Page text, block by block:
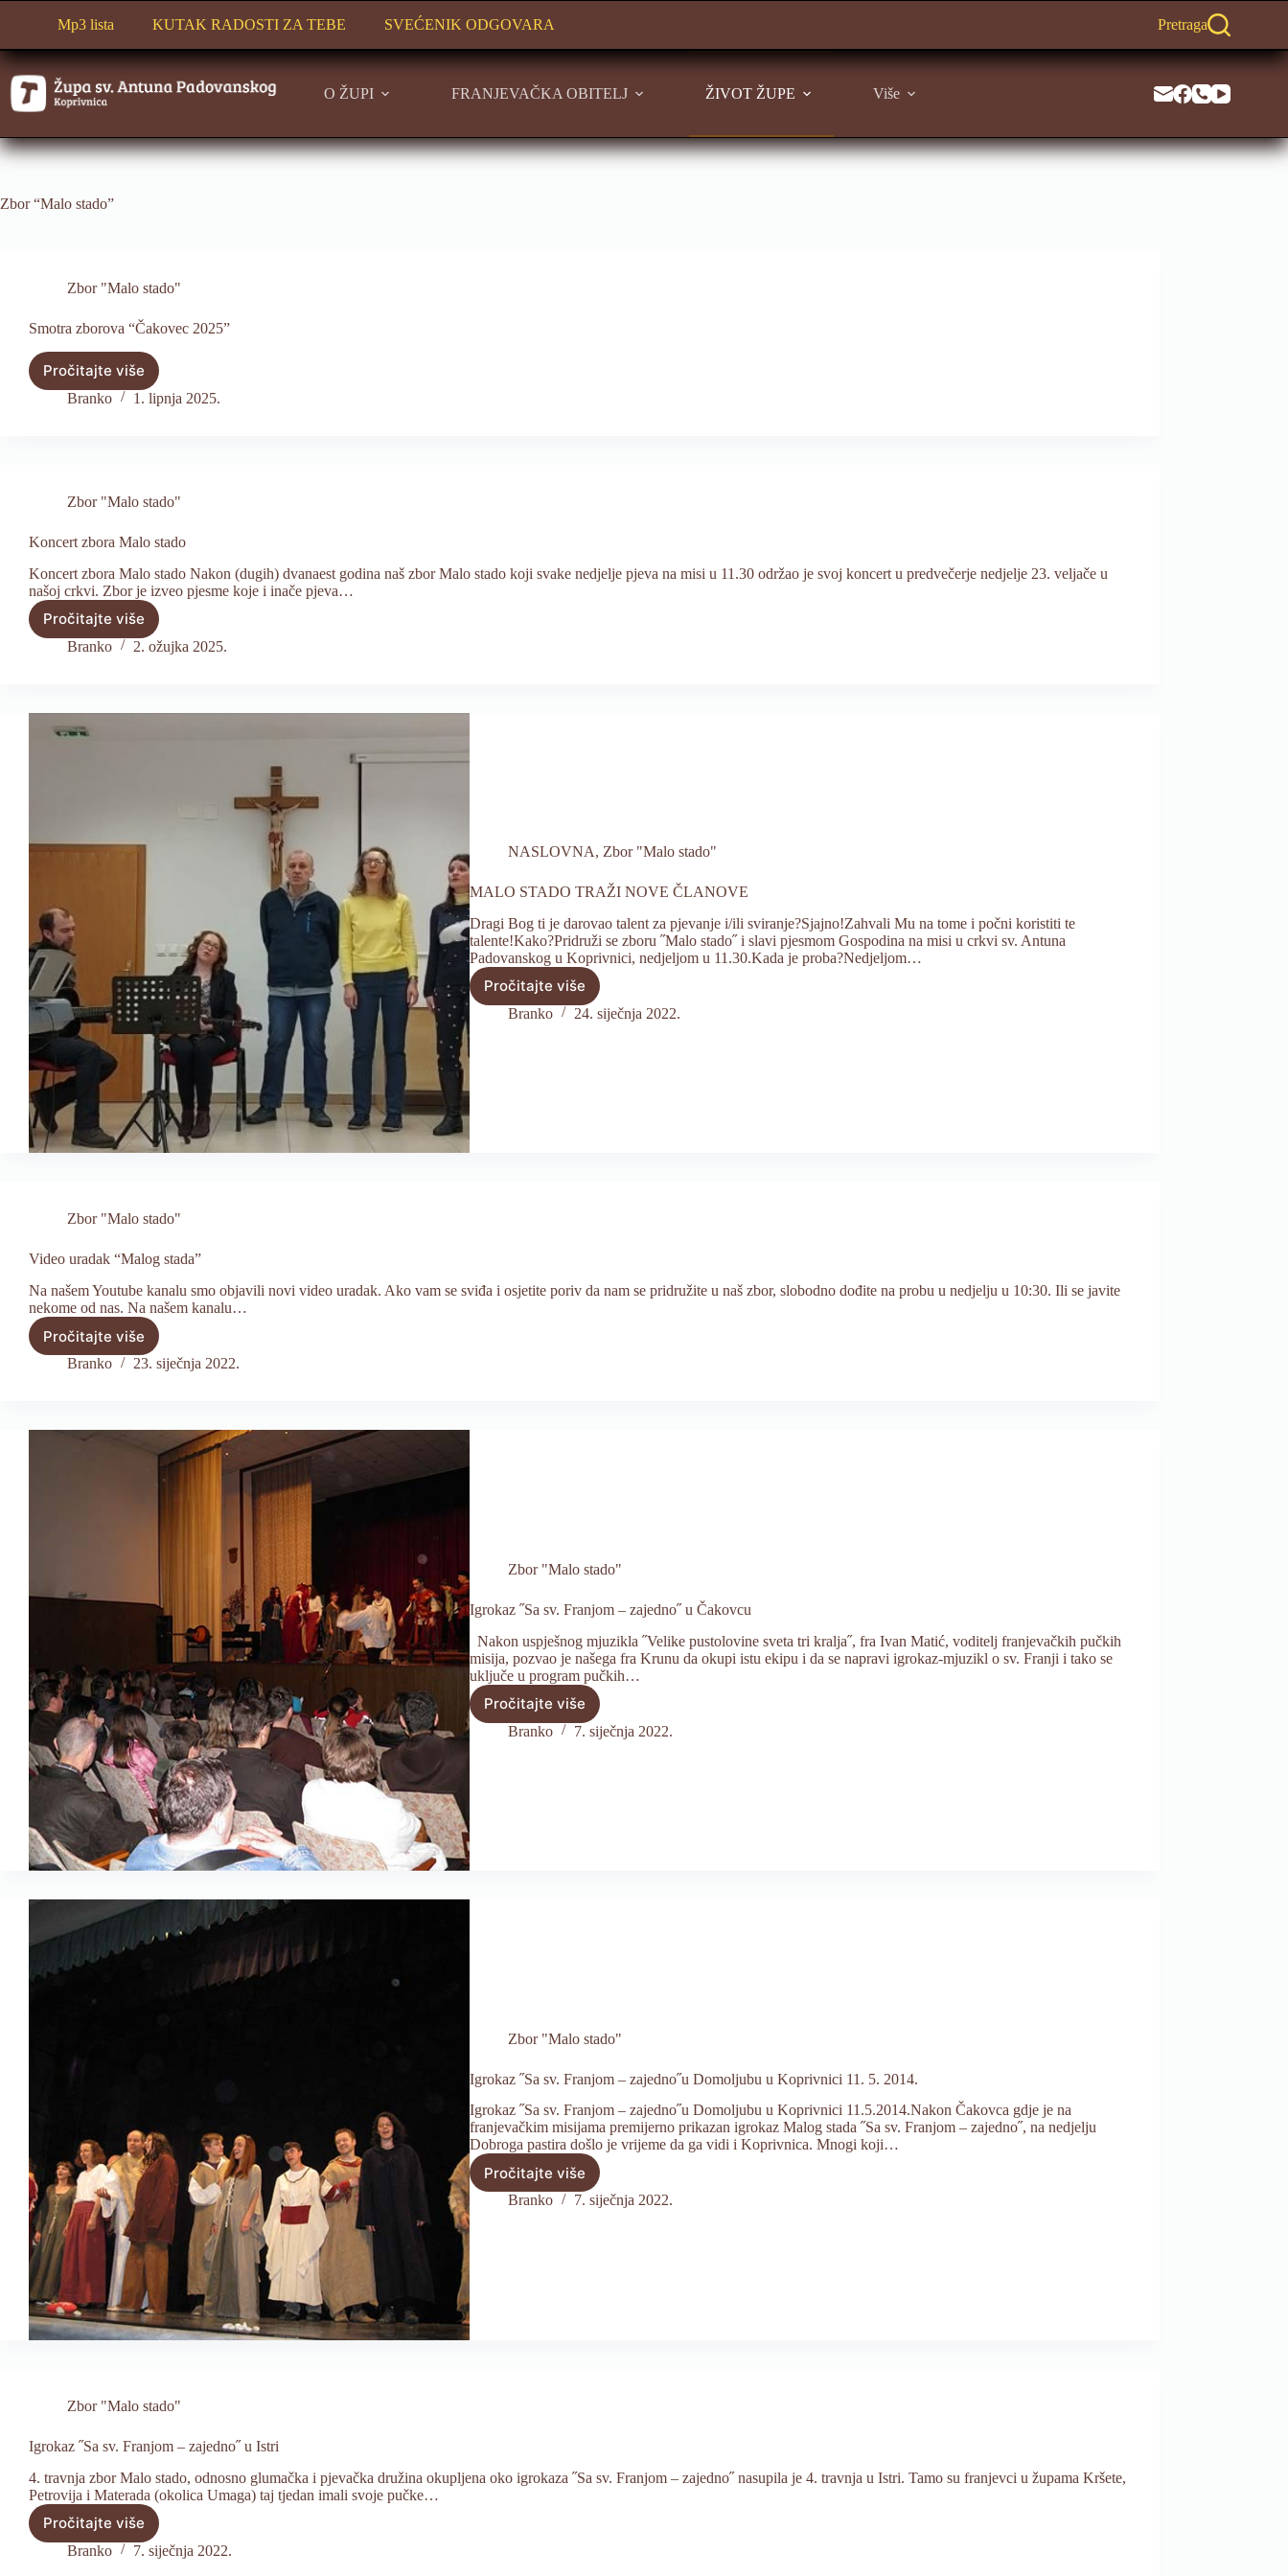
Mp3 lista KUTAK RADOSTI ZA TEBE SVEĆENIK ODGOVARA Pretraga
O ŽUPI FRANJEVAČKA OBITELJ ŽIVOT ŽUPE Više
Zbor “Malo stado”
Zbor "Malo stado"
Smotra zborova “Čakovec 2025”
Pročitajte više
Smotra
zborova
Branko 1. lipnja 2025.
Zbor "Malo stado"
Koncert zbora Malo stado
Koncert zbora Malo stado Nakon (dugih) dvanaest godina naš zbor Malo stado koji svake nedjelje pjeva na misi u 11.30 održao je svoj koncert u predvečerje nedjelje 23. veljače u
našoj crkvi. Zbor je izveo pjesme koje i inače pjeva…
Pročitajte više
Koncert
zbora
Branko 2. ožujka 2025.
NASLOVNA, Zbor "Malo stado"
MALO STADO TRAŽI NOVE ČLANOVE
Dragi Bog ti je darovao talent za pjevanje i/ili sviranje?Sjajno!Zahvali Mu na tome i počni koristiti te
talente!Kako?Pridruži se zboru ˝Malo stado˝ i slavi pjesmom Gospodina na misi u crkvi sv. Antuna
Padovanskog u Koprivnici, nedjeljom u 11.30.Kada je proba?Nedjeljom…
Pročitajte više
MALO
STADO
Branko 24. siječnja 2022.
Zbor "Malo stado"
Video uradak “Malog stada”
Na našem Youtube kanalu smo objavili novi video uradak. Ako vam se sviđa i osjetite poriv da nam se pridružite u naš zbor, slobodno dođite na probu u nedjelju u 10:30. Ili se javite
nekome od nas. Na našem kanalu…
Pročitajte više
Video
uradak
Branko 23. siječnja 2022.
Zbor "Malo stado"
Igrokaz ˝Sa sv. Franjom – zajedno˝ u Čakovcu
Nakon uspješnog mjuzikla ˝Velike pustolovine sveta tri kralja˝, fra Ivan Matić, voditelj franjevačkih pučkih
misija, pozvao je našega fra Krunu da okupi istu ekipu i da se napravi igrokaz-mjuzikl o sv. Franji i tako se
uključe u program pučkih…
Pročitajte više
Igrokaz
˝Sa
Branko 7. siječnja 2022.
Zbor "Malo stado"
Igrokaz ˝Sa sv. Franjom – zajedno˝u Domoljubu u Koprivnici 11. 5. 2014.
Igrokaz ˝Sa sv. Franjom – zajedno˝u Domoljubu u Koprivnici 11.5.2014.Nakon Čakovca gdje je na
franjevačkim misijama premijerno prikazan igrokaz Malog stada ˝Sa sv. Franjom – zajedno˝, na nedjelju
Dobroga pastira došlo je vrijeme da ga vidi i Koprivnica. Mnogi koji…
Pročitajte više
Igrokaz
˝Sa
Branko 7. siječnja 2022.
Zbor "Malo stado"
Igrokaz ˝Sa sv. Franjom – zajedno˝ u Istri
4. travnja zbor Malo stado, odnosno glumačka i pjevačka družina okupljena oko igrokaza ˝Sa sv. Franjom – zajedno˝ nasupila je 4. travnja u Istri. Tamo su franjevci u župama Kršete,
Petrovija i Materada (okolica Umaga) taj tjedan imali svoje pučke…
Pročitajte više
Igrokaz
˝Sa
Branko 7. siječnja 2022.